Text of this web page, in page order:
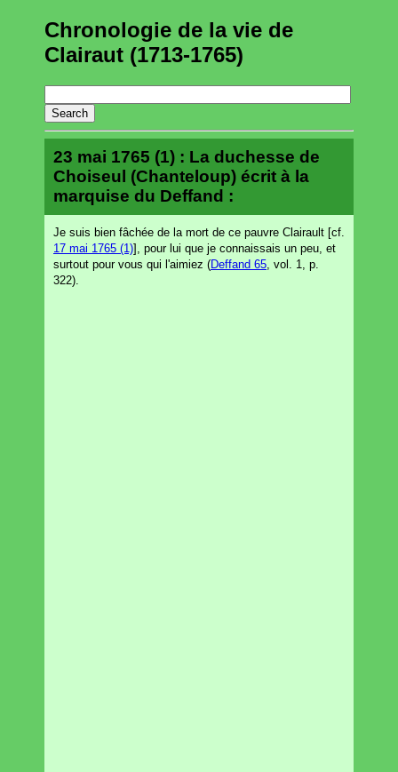
Chronologie de la vie de
Clairaut (1713-1765)
23 mai 1765 (1) : La duchesse de
Choiseul (Chanteloup) écrit à la
marquise du Deffand :
Je suis bien fâchée de la mort de ce pauvre Clairault [cf.
17 mai 1765 (1)], pour lui que je connaissais un peu, et
surtout pour vous qui l'aimiez (Deffand 65 , vol. 1, p.
322).